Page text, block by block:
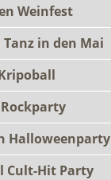
Weinfest
Tanz in den Mai
Halloweenparty
Cult-Hit Party